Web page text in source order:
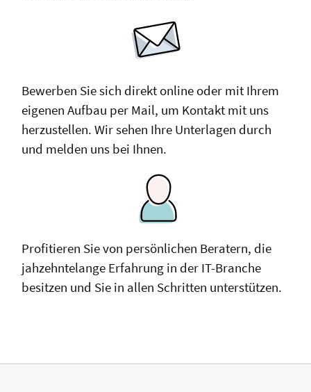
Bewerben Sie sich direkt online oder mit Ihrem
eigenen Aufbau per Mail, um Kontakt mit uns
herzustellen. Wir sehen Ihre Unterlagen durch
und melden uns bei Ihnen.
Profitieren Sie von persönlichen Beratern, die
jahzehntelange Erfahrung in der IT-Branche
besitzen und Sie in allen Schritten unterstützen.